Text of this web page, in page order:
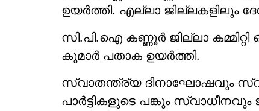
ഉയര്‍ത്തി. എല്ലാ ജില്ലകളിലും
സി.പി.ഐ കണ്ണൂര്‍ ജില്ലാ
കുമാര്‍ പതാക ഉയര്‍ത്തി.
സ്വാതന്ത്ര്യ ദിനാഘോഷവും
പാര്‍ട്ടികളുടെ പങ്കും